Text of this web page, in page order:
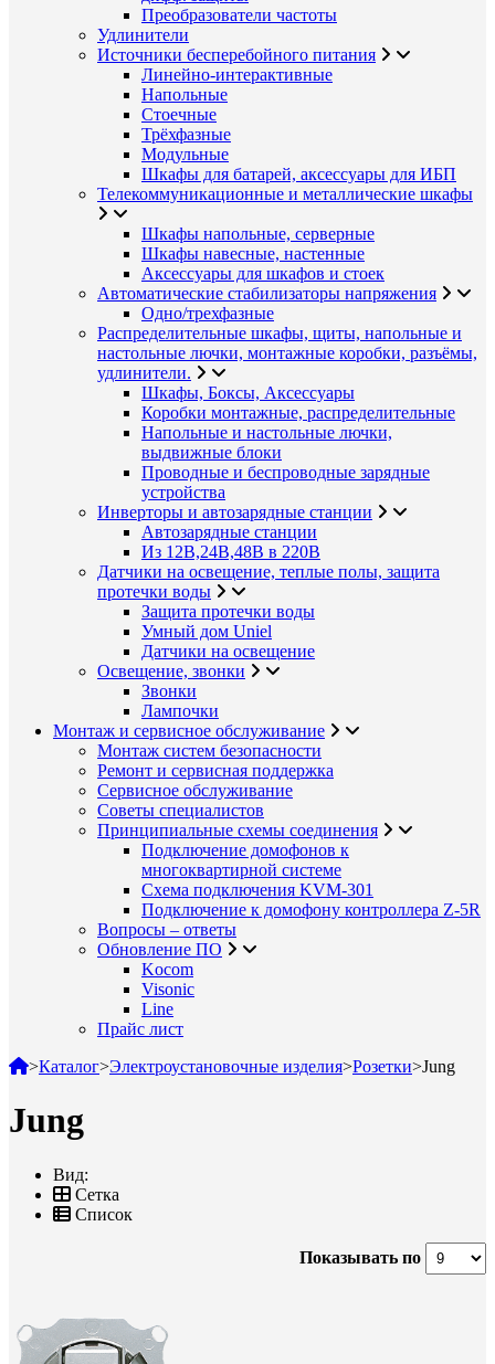
Преобразователи частоты
Удлинители
Источники бесперебойного питания
Линейно-интерактивные
Напольные
Стоечные
Трёхфазные
Модульные
Шкафы для батарей, аксессуары для ИБП
Телекоммуникационные и металлические шкафы
Шкафы напольные, серверные
Шкафы навесные, настенные
Аксессуары для шкафов и стоек
Автоматические стабилизаторы напряжения
Одно/трехфазные
Распределительные шкафы, щиты, напольные и
настольные лючки, монтажные коробки, разъёмы,
удлинители.
Шкафы, Боксы, Аксессуары
Коробки монтажные, распределительные
Напольные и настольные лючки,
выдвижные блоки
Проводные и беспроводные зарядные
устройства
Инверторы и автозарядные станции
Автозарядные станции
Из 12В,24В,48В в 220В
Датчики на освещение, теплые полы, защита
протечки воды
Защита протечки воды
Умный дом Uniel
Датчики на освещение
Освещение, звонки
Звонки
Лампочки
Монтаж и сервисное обслуживание
Монтаж систем безопасности
Ремонт и сервисная поддержка
Сервисное обслуживание
Советы специалистов
Принципиальные схемы соединения
Подключение домофонов к
многоквартирной системе
Схема подключения KVM-301
Подключение к домофону контроллера Z-5R
Вопросы – ответы
Обновление ПО
Kocom
Visonic
Line
Прайс лист
>Каталог>Электроустановочные изделия>Розетки>Jung
Jung
Вид:
Сетка
Список
Показывать по